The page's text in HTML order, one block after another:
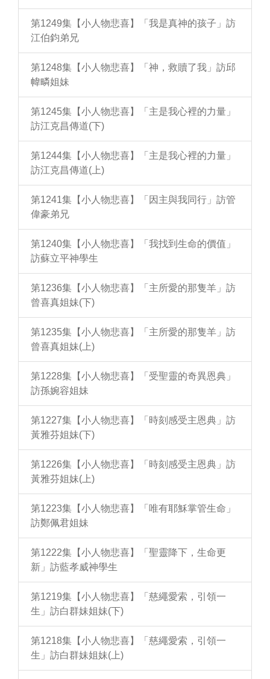
第1249集【小人物悲喜】「我是真神的孩子」訪
江伯鈞弟兄
第1248集【小人物悲喜】「神，救贖了我」訪邱
幃疄姐妹
第1245集【小人物悲喜】「主是我心裡的力量」
訪江克昌傳道(下)
第1244集【小人物悲喜】「主是我心裡的力量」
訪江克昌傳道(上)
第1241集【小人物悲喜】「因主與我同行」訪管
偉豪弟兄
第1240集【小人物悲喜】「我找到生命的價值」
訪蘇立平神學生
第1236集【小人物悲喜】「主所愛的那隻羊」訪
曾喜真姐妹(下)
第1235集【小人物悲喜】「主所愛的那隻羊」訪
曾喜真姐妹(上)
第1228集【小人物悲喜】「受聖靈的奇異恩典」
訪孫婉容姐妹
第1227集【小人物悲喜】「時刻感受主恩典」訪
黃雅芬姐妹(下)
第1226集【小人物悲喜】「時刻感受主恩典」訪
黃雅芬姐妹(上)
第1223集【小人物悲喜】「唯有耶穌掌管生命」
訪鄭佩君姐妹
第1222集【小人物悲喜】「聖靈降下，生命更
新」訪藍孝威神學生
第1219集【小人物悲喜】「慈繩愛索，引領一
生」訪白群妹姐妹(下)
第1218集【小人物悲喜】「慈繩愛索，引領一
生」訪白群妹姐妹(上)